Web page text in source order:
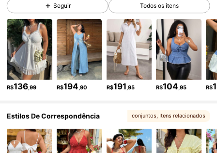
4,88 79K Seguidores
4,88 79K Seguidores
4,88 79K Seguidores
4,88 79K Seguidores
4,88 79K Seguidores
Seguir Todos os itens
R$136,99 R$194,90 R$191,95 R$104,95 R$
Estilos De Correspondência conjuntos, Itens relacionados